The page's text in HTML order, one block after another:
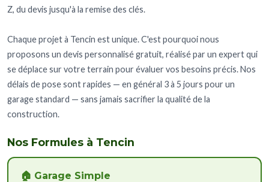
Z, du devis jusqu'à la remise des clés.
Chaque projet à Tencin est unique. C'est pourquoi nous
proposons un devis personnalisé gratuit, réalisé par un expert qui
se déplace sur votre terrain pour évaluer vos besoins précis. Nos
délais de pose sont rapides — en général 3 à 5 jours pour un
garage standard — sans jamais sacrifier la qualité de la
construction.
Nos Formules à Tencin
🏠 Garage Simple